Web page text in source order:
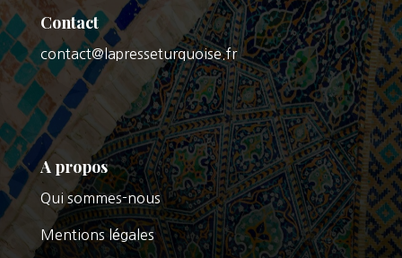
Contact
contact@lapresseturquoise.fr
A propos
Qui sommes-nous
Mentions légales